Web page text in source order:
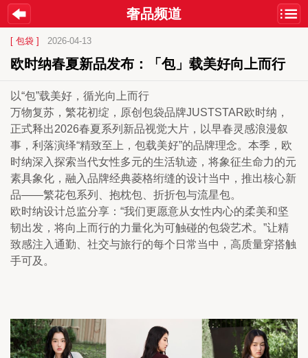
奢品频道
[ 包袋 ] 2026-04-13
欧时纳春夏新品发布：「包」载美好向上而行
以“包”载美好，循光向上而行
万物复苏，繁花初绽，原创包袋品牌JUSTSTAR欧时纳，
正式释出2026春夏系列新品视觉大片，以早春灵感浪漫叙
事，利落演绎“精致至上，包载美好”的品牌理念。本季，欧
时纳深入探索当代女性多元的生活轨迹，将象征生命力的元
素具象化，融入品牌经典菱格绗缝的设计当中，推出核心新
品——繁花包系列、抱枕包、折折包与流星包。
欧时纳设计总监分享：“我们更愿意从女性内心的柔美和坚
韧出发，将向上而行的力量化为可触碰的包袋艺术。”让精
致感注入通勤、社交与旅行的每个日常当中，高质量穿搭触
手可及。